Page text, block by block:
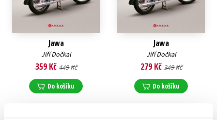
Jawa
Jiří Dočkal
359 Kč 449 Kč
Do košíku
Jawa
Jiří Dočkal
279 Kč 349 Kč
Do košíku